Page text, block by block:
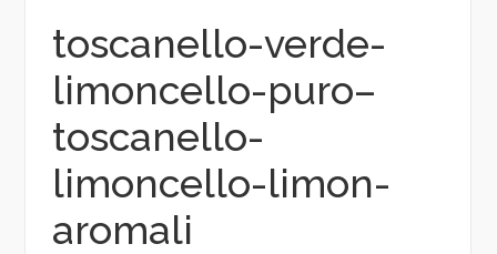
toscanello-verde-
limoncello-puro–
toscanello-
limoncello-limon-
aromali